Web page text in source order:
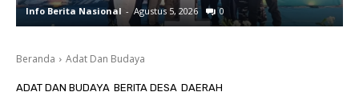
Info Berita Nasional - Agustus 5, 2026 0
Beranda Adat Dan Budaya
ADAT DAN BUDAYA BERITA DESA DAERAH